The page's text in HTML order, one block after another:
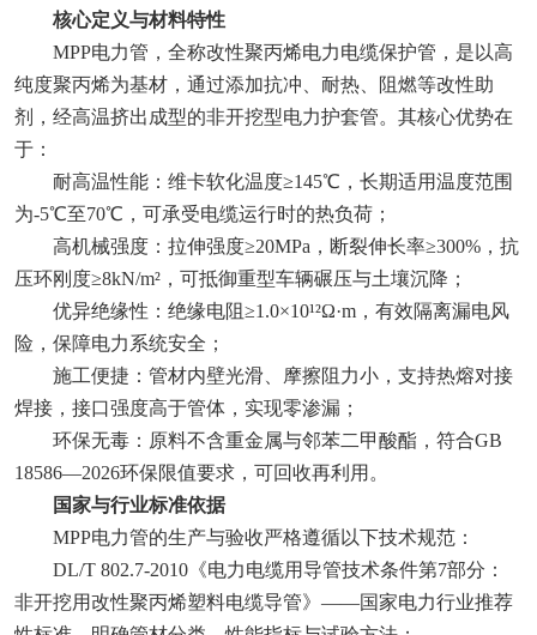
核心定义与材料特性‌
MPP电力管，全称‌改性聚丙烯电力电缆保护管‌，是以高
纯度聚丙烯为基材，通过添加抗冲、耐热、阻燃等改性助
剂，经高温挤出成型的非开挖型电力护套管。其核心优势在
于：
耐高温性能‌：维卡软化温度≥145℃，长期适用温度范围
为‌-5℃至70℃‌，可承受电缆运行时的热负荷；
高机械强度‌：拉伸强度≥20MPa，断裂伸长率≥300%，抗
压环刚度≥8kN/m²，可抵御重型车辆碾压与土壤沉降；
优异绝缘性‌：绝缘电阻≥1.0×10¹²Ω·m，有效隔离漏电风
险，保障电力系统安全；
施工便捷‌：管材内壁光滑、摩擦阻力小，支持‌热熔对接
焊接‌，接口强度高于管体，实现零渗漏；
环保无毒‌：原料不含重金属与邻苯二甲酸酯，符合GB
18586—2026环保限值要求，可回收再利用。
国家与行业标准依据‌
MPP电力管的生产与验收严格遵循以下技术规范：
DL/T 802.7-2010‌《电力电缆用导管技术条件第7部分：
非开挖用改性聚丙烯塑料电缆导管》——国家电力行业推荐